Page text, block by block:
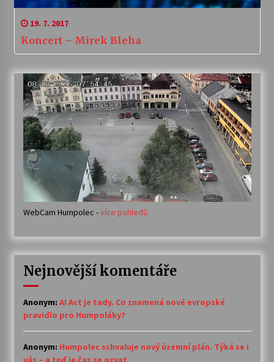
19. 7. 2017
Koncert – Mirek Bleha
WebCam Humpolec -více pohledů
Nejnovější komentáře
Anonym: AI Act je tady. Co znamená nové evropské
pravidlo pro Humpoláky?
Anonym: Humpolec schvaluje nový územní plán. Týká se i
vás – a teď je čas se ozvat